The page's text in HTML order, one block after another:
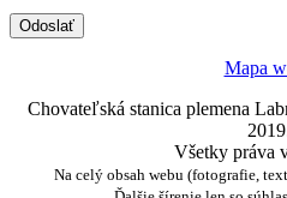
Mapa
Chovateľská stanica plemena
Všetky práva
Na celý obsah webu (fotografie,